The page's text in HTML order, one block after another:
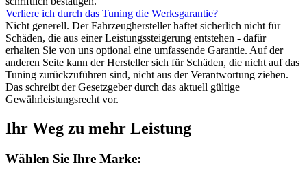
Verliere ich durch das Tuning die Werksgarantie?
Nicht generell. Der Fahrzeughersteller haftet sicherlich nicht für
Schäden, die aus einer Leistungssteigerung entstehen - dafür
erhalten Sie von uns optional eine umfassende Garantie. Auf der
anderen Seite kann der Hersteller sich für Schäden, die nicht auf das
Tuning zurückzuführen sind, nicht aus der Verantwortung ziehen.
Das schreibt der Gesetzgeber durch das aktuell gültige
Gewährleistungsrecht vor.
Ihr Weg zu mehr Leistung
Wählen Sie Ihre Marke: